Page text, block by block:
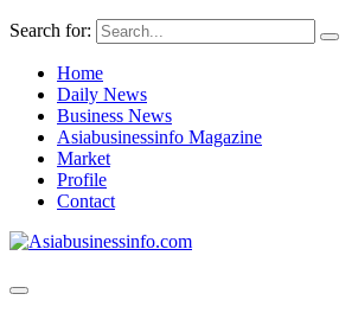
Search for:
Home
Daily News
Business News
Asiabusinessinfo Magazine
Market
Profile
Contact